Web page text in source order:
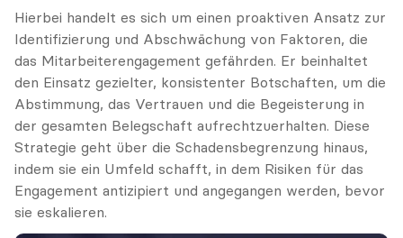
Hierbei handelt es sich um einen proaktiven Ansatz zur
Identifizierung und Abschwächung von Faktoren, die
das Mitarbeiterengagement gefährden. Er beinhaltet
den Einsatz gezielter, konsistenter Botschaften, um die
Abstimmung, das Vertrauen und die Begeisterung in
der gesamten Belegschaft aufrechtzuerhalten. Diese
Strategie geht über die Schadensbegrenzung hinaus,
indem sie ein Umfeld schafft, in dem Risiken für das
Engagement antizipiert und angegangen werden, bevor
sie eskalieren.